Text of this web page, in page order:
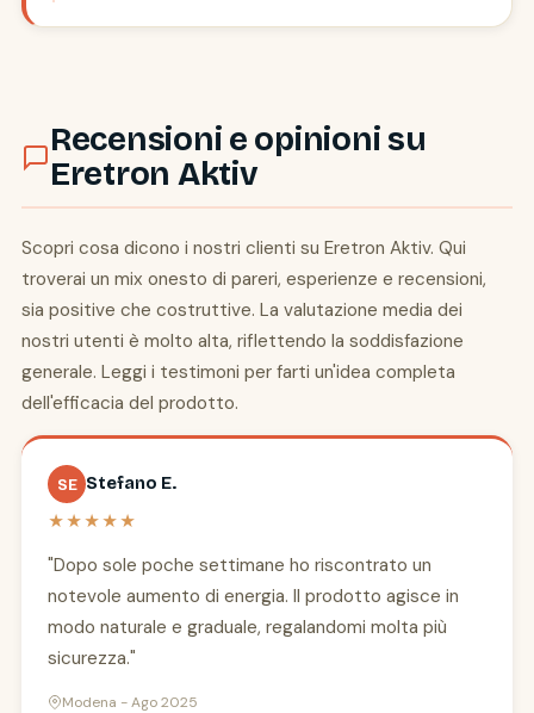
Recensioni e opinioni su
Eretron Aktiv
Scopri cosa dicono i nostri clienti su Eretron Aktiv. Qui
troverai un mix onesto di pareri, esperienze e recensioni,
sia positive che costruttive. La valutazione media dei
nostri utenti è molto alta, riflettendo la soddisfazione
generale. Leggi i testimoni per farti un'idea completa
dell'efficacia del prodotto.
SE Stefano E.
★★★★★
"Dopo sole poche settimane ho riscontrato un
notevole aumento di energia. Il prodotto agisce in
modo naturale e graduale, regalandomi molta più
sicurezza."
Modena - Ago 2025